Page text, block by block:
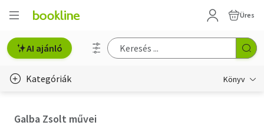
Üres
AI ajánló
Kategóriák Könyv
Galba Zsolt művei